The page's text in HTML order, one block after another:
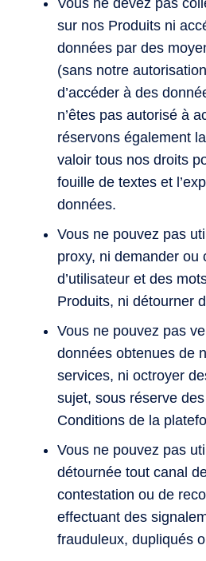
Vous ne devez pas
sur nos Produits ni
données par des
(sans notre
d’accéder à des
n’êtes pas autorisé à
réservons également
valoir tous nos droits
fouille de textes et
données.
Vous ne pouvez pas
proxy, ni demander ou
d’utilisateur et des
Produits, ni détourner
Vous ne pouvez pas
données obtenues de
services, ni octroyer
sujet, sous réserve
Conditions de la
Vous ne pouvez pas
détournée tout canal
contestation ou de
effectuant des
frauduleux, dupliqués